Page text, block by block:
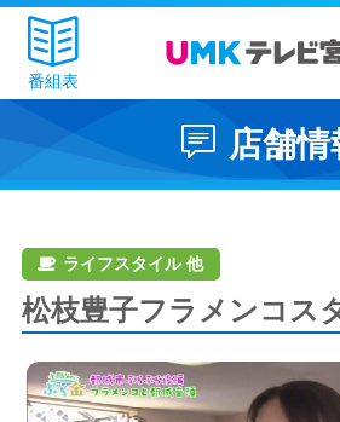
番組表
店舗情
ライフスタイル 他
松枝豊子フラメンコス